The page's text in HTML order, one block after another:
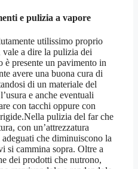
e pulizia a vapore
utilissimo proprio
vale a dire la pulizia dei
presente un pavimento in
avere una buona cura di
di un materiale del
e anche eventuali
con tacchi oppure con
pulizia del far che
con un’attrezzatura
che diminuiscono la
si cammina sopra. Oltre a
dei prodotti che nutrono,